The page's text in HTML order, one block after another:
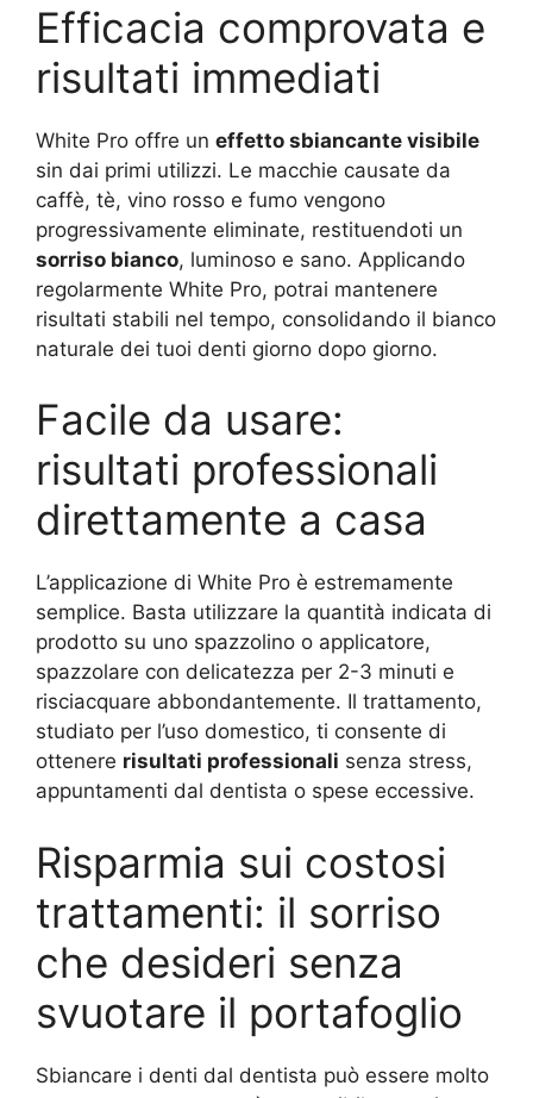
Efficacia comprovata e
risultati immediati
White Pro offre un effetto sbiancante visibile
sin dai primi utilizzi. Le macchie causate da
caffè, tè, vino rosso e fumo vengono
progressivamente eliminate, restituendoti un
sorriso bianco, luminoso e sano. Applicando
regolarmente White Pro, potrai mantenere
risultati stabili nel tempo, consolidando il bianco
naturale dei tuoi denti giorno dopo giorno.
Facile da usare:
risultati professionali
direttamente a casa
L’applicazione di White Pro è estremamente
semplice. Basta utilizzare la quantità indicata di
prodotto su uno spazzolino o applicatore,
spazzolare con delicatezza per 2-3 minuti e
risciacquare abbondantemente. Il trattamento,
studiato per l’uso domestico, ti consente di
ottenere risultati professionali senza stress,
appuntamenti dal dentista o spese eccessive.
Risparmia sui costosi
trattamenti: il sorriso
che desideri senza
svuotare il portafoglio
Sbiancare i denti dal dentista può essere molto